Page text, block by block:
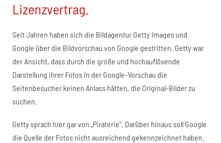
Lizenzvertrag.
Seit Jahren haben sich die Bildagentur Getty Images und
Google über die Bildvorschau von Google gestritten. Getty war
der Ansicht, dass durch die große und hochauflösende
Darstellung ihrer Fotos in der Google-Vorschau die
Seitenbesucher keinen Anlass hätten, die Original-Bilder zu
suchen.
Getty sprach hier gar von „Piraterie“. Darüber hinaus soll Google
die Quelle der Fotos nicht ausreichend gekennzeichnet haben.